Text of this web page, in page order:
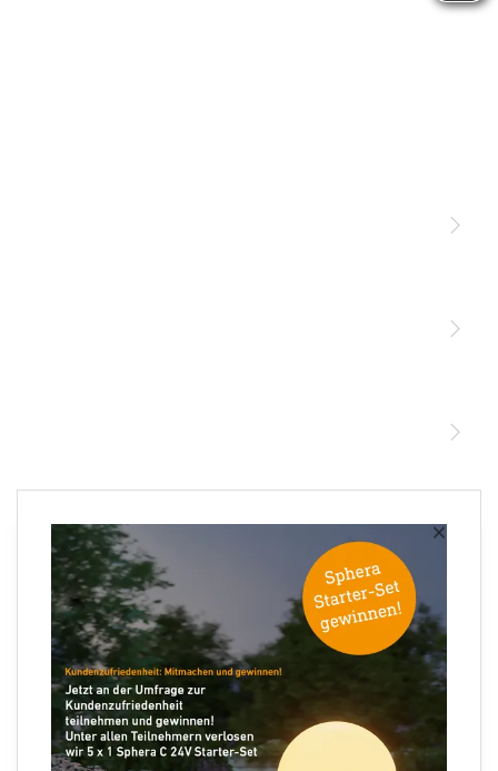
×
Ihre E-Mail Adresse
Folgen Sie uns